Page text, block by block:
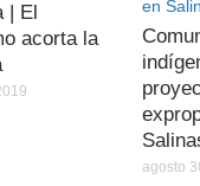
| El
acorta la
agosto